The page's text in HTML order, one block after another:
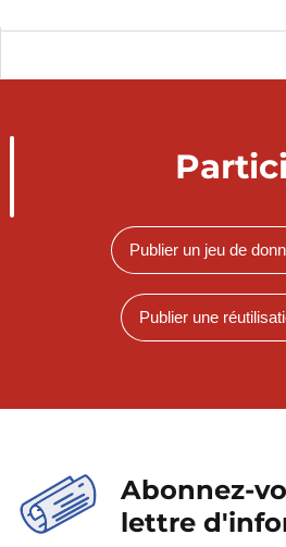
Publier un jeu de
Publier une
Abonnez-
lettre